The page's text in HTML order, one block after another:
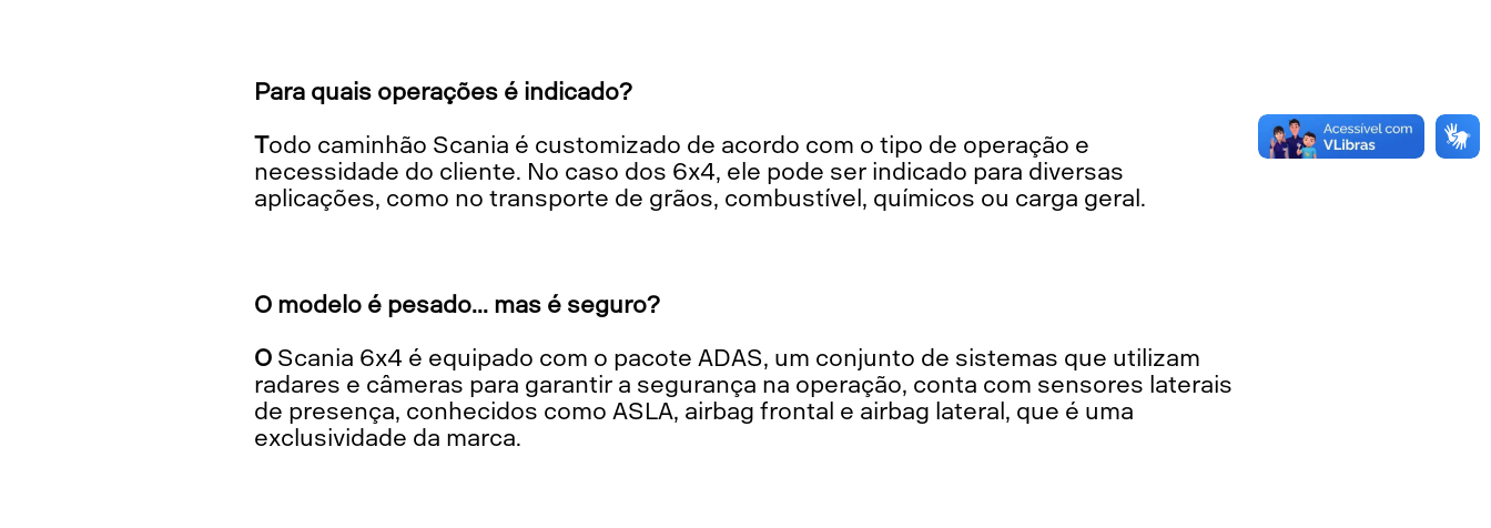
Para quais operações é indicado?
Todo caminhão Scania é customizado de acordo com o tipo de operação e
necessidade do cliente. No caso dos 6x4, ele pode ser indicado para diversas
aplicações, como no transporte de grãos, combustível, químicos ou carga geral.
O modelo é pesado... mas é seguro?
O Scania 6x4 é equipado com o pacote ADAS, um conjunto de sistemas que utilizam
radares e câmeras para garantir a segurança na operação, conta com sensores laterais
de presença, conhecidos como ASLA, airbag frontal e airbag lateral, que é uma
exclusividade da marca.